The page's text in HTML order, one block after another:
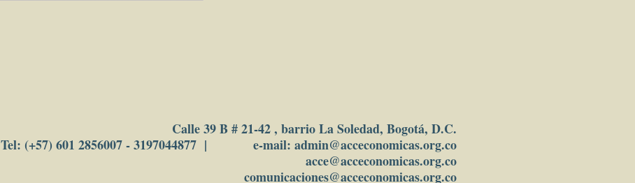
Calle 39 B # 21-42 , barrio La Soledad, Bogotá, D.C.
Tel: (+57) 601 2856007 - 3197044877 | e-mail: admin@acceconomicas.org.co
acce@acceconomicas.org.co
comunicaciones@acceconomicas.org.co